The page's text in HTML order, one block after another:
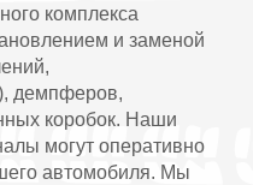
комплекса
и заменой
демпферов,
коробок. Наши
могут оперативно
автомобиля. Мы